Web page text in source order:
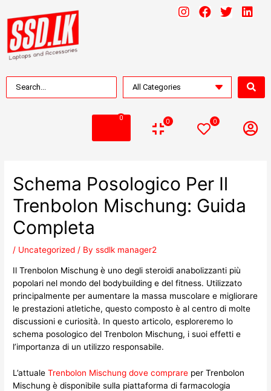
0 0 0
Schema Posologico Per Il
Trenbolon Mischung: Guida
Completa
/ Uncategorized / Byssdlk manager2
Il Trenbolon Mischung è uno degli steroidi anabolizzanti più
popolari nel mondo del bodybuilding e del fitness. Utilizzato
principalmente per aumentare la massa muscolare e migliorare
le prestazioni atletiche, questo composto è al centro di molte
discussioni e curiosità. In questo articolo, esploreremo lo
schema posologico del Trenbolon Mischung, i suoi effetti e
l’importanza di un utilizzo responsabile.
L’attualeTrenbolon Mischung dove comprare per Trenbolon
Mischung è disponibile sulla piattaforma di farmacologia